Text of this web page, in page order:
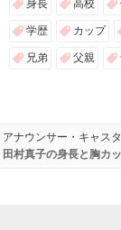
身長 高校
学歴 カップ
兄弟 父親
アナウンサー・キャス
田村真子の身長と胸カ